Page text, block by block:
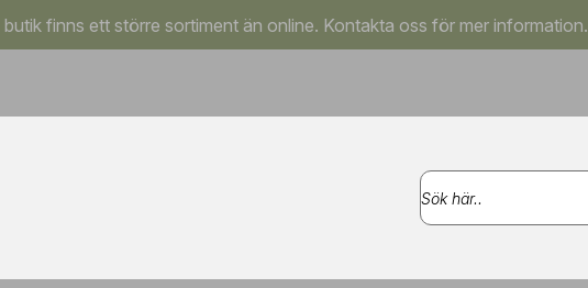
finns ett större sortiment än online. Kontakta oss för mer information.